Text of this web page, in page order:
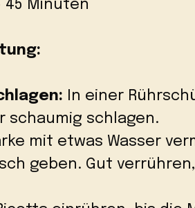
45 Minuten
In einer
schaumig schlagen.
mit etwas Wasser
geben. Gut